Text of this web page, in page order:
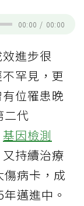
00:00 / 00:00
進步很
罕見，更
位罹患晚
二代
基因檢測
持續治療
病卡，成
邁進中。